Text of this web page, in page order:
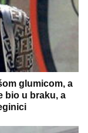
glumicom, a
bio u braku, a